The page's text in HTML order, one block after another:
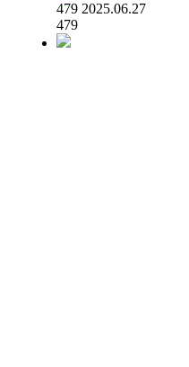
479 2025.06.27
479